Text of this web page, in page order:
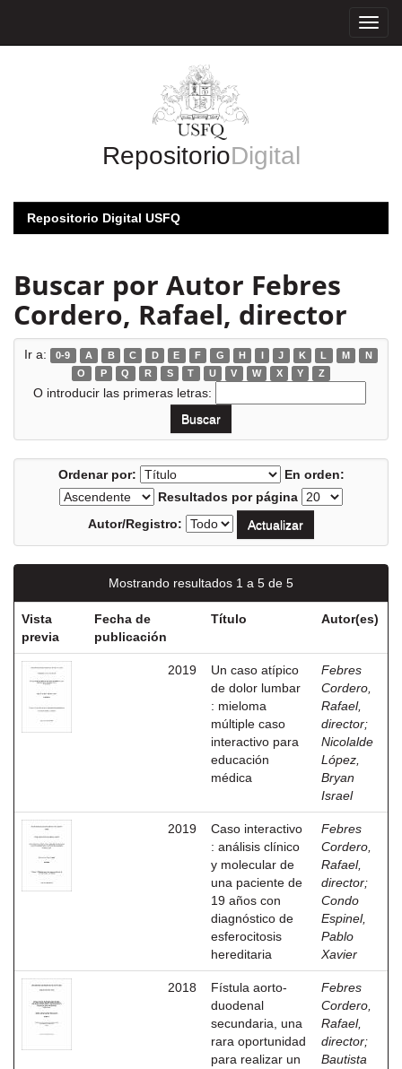
RepositorioDigital
Repositorio Digital USFQ
Buscar por Autor Febres
Cordero, Rafael, director
Ir a: 0-9 A B C D E F G H I J K L M
N
O
P Q R S T U V W X Y Z
O introducir las primeras letras:
Ordenar por:
En orden:
Resultados por página
Autor/Registro:
Mostrando resultados 1 a 5 de 5
Vista
previa
Fecha de
publicación
Título Autor(es)
2019
Un caso atípico
de dolor lumbar
: mieloma
múltiple caso
interactivo para
educación
médica
Febres
Cordero,
Rafael,
director;
Nicolalde
López,
Bryan
Israel
2019
Caso interactivo
: análisis clínico
y molecular de
una paciente de
19 años con
diagnóstico de
esferocitosis
hereditaria
Febres
Cordero,
Rafael,
director;
Condo
Espinel,
Pablo
Xavier
2018
Fístula aorto-
duodenal
secundaria, una
rara oportunidad
para realizar un
Febres
Cordero,
Rafael,
director;
Bautista